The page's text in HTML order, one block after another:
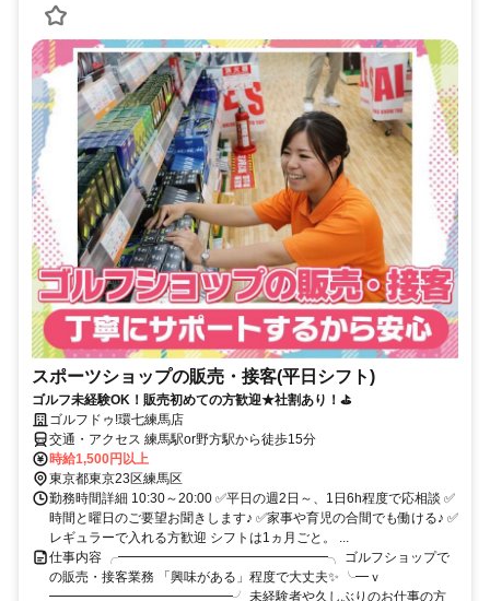
スポーツショップの販売・接客(平日シフト)
ゴルフ未経験OK！販売初めての方歓迎★社割あり！⛳
ゴルフドゥ!環七練馬店
交通・アクセス 練馬駅or野方駅から徒歩15分
時給1,500円以上
東京都東京23区練馬区
勤務時間詳細 10:30～20:00 ✅平日の週2日～、1日6h程度で応相談 ✅
時間と曜日のご要望お聞きします♪ ✅家事や育児の合間でも働ける♪ ✅
レギュラーで入れる方歓迎 シフトは1ヵ月ごと。 ...
仕事内容 ╭━━━━━━━━━━━━━━━━╮ ゴルフショップで
の販売・接客業務 「興味がある」程度で大丈夫✨ ╰━ｖ
━━━━━━━━━━━━━━╯ 未経験者や久しぶりのお仕事の方